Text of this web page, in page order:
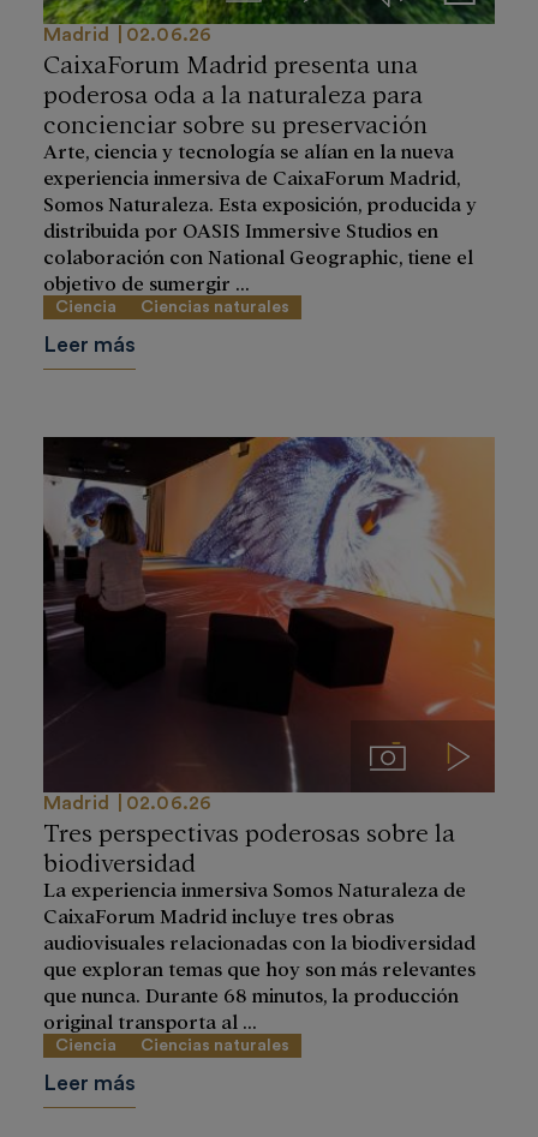
Madrid 02.06.26
CaixaForum Madrid presenta una
poderosa oda a la naturaleza para
concienciar sobre su preservación
Arte, ciencia y tecnología se alían en la nueva
experiencia inmersiva de CaixaForum Madrid,
Somos Naturaleza. Esta exposición, producida y
distribuida por OASIS Immersive Studios en
colaboración con National Geographic, tiene el
objetivo de sumergir ...
Ciencia Ciencias naturales
Leer más
ImágenesVideos
Madrid 02.06.26
Tres perspectivas poderosas sobre la
biodiversidad
La experiencia inmersiva Somos Naturaleza de
CaixaForum Madrid incluye tres obras
audiovisuales relacionadas con la biodiversidad
que exploran temas que hoy son más relevantes
que nunca. Durante 68 minutos, la producción
original transporta al ...
Ciencia Ciencias naturales
Leer más